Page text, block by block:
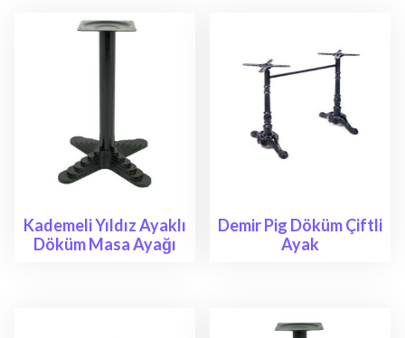
Kademeli Yıldız Ayaklı
Döküm Masa Ayağı
Demir Pig Döküm Çiftli
Ayak